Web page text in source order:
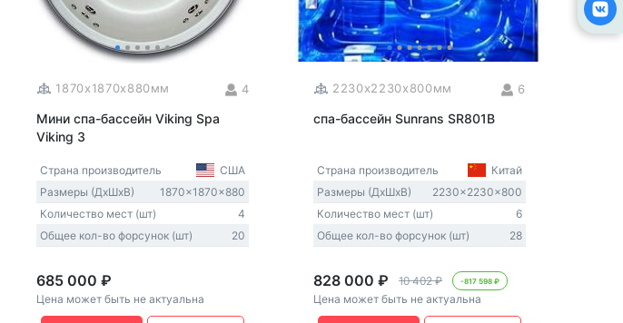
1870x1870x880мм 4
Мини спа-бассейн Viking Spa
Viking 3
Страна производитель
США
Размеры (ДxШxВ)
1870x1870x880
Количество мест (шт)
4
Общее кол-во форсунок (шт)
20
685 000 ₽
Цена может быть не актуальна
2230x2230x800мм 6
спа-бассейн Sunrans SR801B
Страна производитель
Китай
Размеры (ДxШxВ)
2230x2230x800
Количество мест (шт)
6
Общее кол-во форсунок (шт)
28
828 000 ₽ 10 402 ₽ -817 598 ₽
Цена может быть не актуальна